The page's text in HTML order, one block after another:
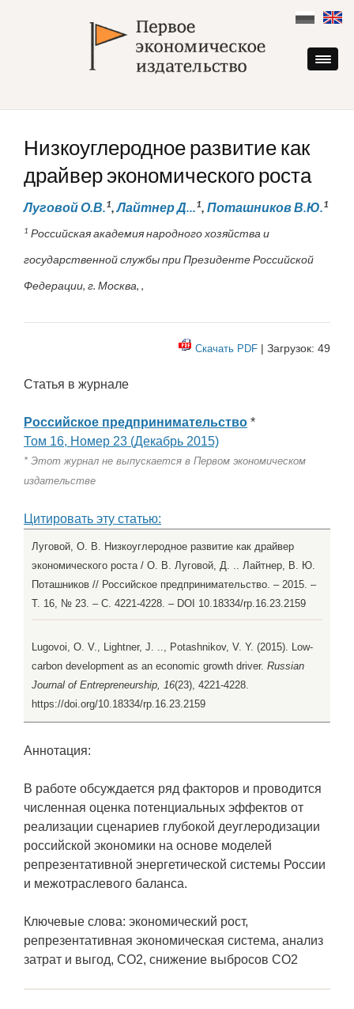
content
Низкоуглеродное развитие как
драйвер экономического роста
Луговой О.В.1,Лайтнер Д...1, Поташников В.Ю.1
1 Российская академия народного хозяйства и
государственной службы при Президенте Российской
Федерации, г. Москва, ,
Скачать PDF | Загрузок: 49
Статья в журнале
Российское предпринимательство *
Том 16, Номер 23 (Декабрь 2015)
* Этот журнал не выпускается в Первом экономическом
издательстве
Цитировать эту статью:
Луговой, О. В. Низкоуглеродное развитие как драйвер
экономического роста / О. В. Луговой, Д. .. Лайтнер, В. Ю.
Поташников // Российское предпринимательство. – 2015. –
Т. 16, № 23. – С. 4221-4228. – DOI 10.18334/rp.16.23.2159
Lugovoi, O. V., Lightner, J. .., Potashnikov, V. Y. (2015). Low-
carbon development as an economic growth driver. Russian
Journal of Entrepreneurship, 16(23), 4221-4228.
https://doi.org/10.18334/rp.16.23.2159
Аннотация:
В работе обсуждается ряд факторов и проводится
численная оценка потенциальных эффектов от
реализации сценариев глубокой деуглеродизации
российской экономики на основе моделей
репрезентативной энергетической системы России
и межотраслевого баланса.
Ключевые слова: экономический рост,
репрезентативная экономическая система, анализ
затрат и выгод, СО2, снижение выбросов СО2